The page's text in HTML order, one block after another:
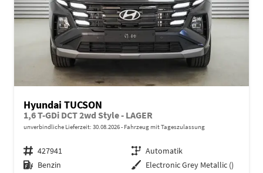
Hyundai TUCSON
1,6 T-GDi DCT 2wd Style - LAGER
unverbindliche Lieferzeit: 30.08.2026 Fahrzeug mit Tageszulassung
Fahrzeugnr. 427941 Getriebe Automatik
Kraftstoff Benzin Außenfarbe Electronic Grey Metallic ()